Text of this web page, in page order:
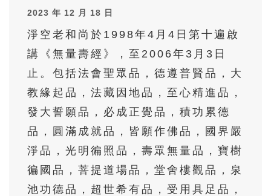
56 57 58
61 62 63 64 65
66 67 68 69 70
71 72 73 74
76 77 78 79 80
86 88 89
2023 年 12 月 18 日
淨空老和尚於1998年4月4日第十遍啟
講《無量壽經》，至2006年3月3日
止。包括法會聖眾品，德遵普賢品，大
教緣起品，法藏因地品，至心精進品，
發大誓願品，必成正覺品，積功累德
品，圓滿成就品，皆願作佛品，國界嚴
淨品，光明徧照品，壽眾無量品，寶樹
徧國品，菩提道場品，堂舍樓觀品，泉
池功德品，超世希有品，受用具足品，